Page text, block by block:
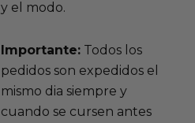
y el modo.
Importante:Todos los
pedidos son expedidos el
mismo dia siempre y
cuando se cursen antes